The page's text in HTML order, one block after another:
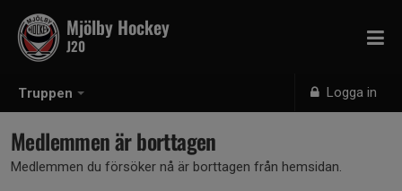
Truppen Logga in
Mjölby Hockey
J20
Medlemmen är borttagen
Medlemmen du försöker nå är borttagen från hemsidan.